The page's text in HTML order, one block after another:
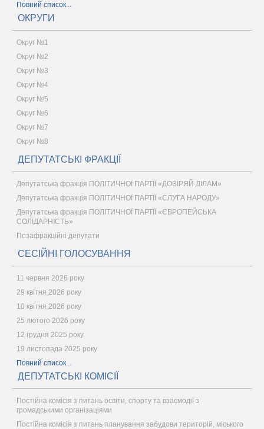
Повний список...
ОКРУГИ
Округ №1
Округ №2
Округ №3
Округ №4
Округ №5
Округ №6
Округ №7
Округ №8
ДЕПУТАТСЬКІ ФРАКЦІЇ
Депутатська фракція ПОЛІТИЧНОЇ ПАРТІЇ «ДОВІРЯЙ ДІЛАМ»
Депутатська фракція ПОЛІТИЧНОЇ ПАРТІЇ «СЛУГА НАРОДУ»
Депутатська фракція ПОЛІТИЧНОЇ ПАРТІЇ «ЄВРОПЕЙСЬКА
СОЛІДАРНІСТЬ»
Позафракційні депутати
СЕСІЙНІ ГОЛОСУВАННЯ
11 червня 2026 року
29 квітня 2026 року
10 квітня 2026 року
25 лютого 2026 року
12 грудня 2025 року
19 листопада 2025 року
Повний список...
ДЕПУТАТСЬКІ КОМІСІЇ
Постійна комісія з питань освіти, спорту та взаємодії з
громадськими організаціями
Постійна комісія з питань планування забудови територій, міського